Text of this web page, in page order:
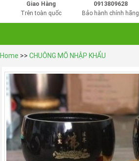
Giao Hàng
Trên toàn quốc
0913809628
Bảo hành chính hãng
Home >> CHUÔNG MÕ NHẬP KHẨU